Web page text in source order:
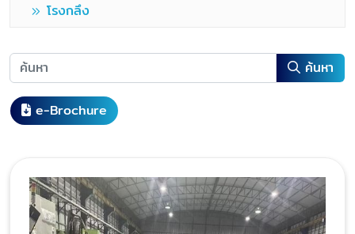
โรงกลึง
ค้นหา
e-Brochure